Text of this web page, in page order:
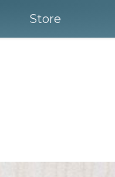
Store